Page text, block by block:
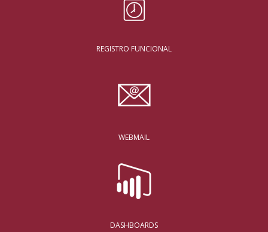
REGISTRO FUNCIONAL
WEBMAIL
DASHBOARDS